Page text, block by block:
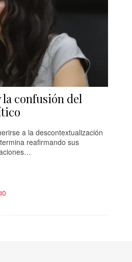
la confusión del
a la descontextualización
reafirmando sus